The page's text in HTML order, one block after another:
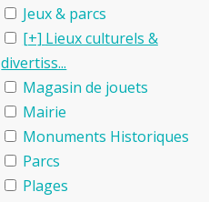
Jeux & parcs
Lieux culturels &
divertiss...
Magasin de jouets
Mairie
Monuments Historiques
Parcs
Plages